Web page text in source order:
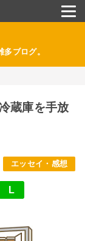
ブログ。
蔵庫を手放
エッセイ・感想
L